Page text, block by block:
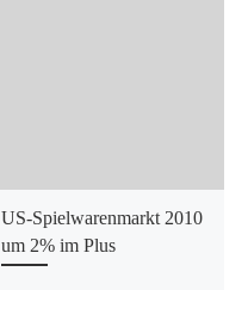
US-Spielwarenmarkt 2010
um 2% im Plus